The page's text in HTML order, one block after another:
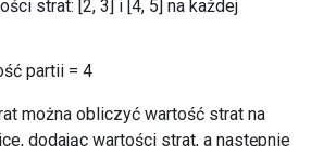
strat: [2, 3] i [4, 5] na każdej
partii = 4
można obliczyć wartość strat na
dodając wartości strat, a następnie